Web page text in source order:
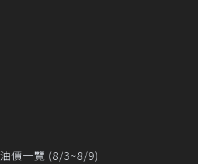
油價一覽 (8/3~8/9)